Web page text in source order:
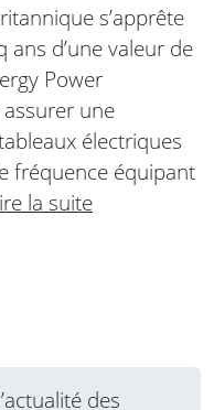
s’apprête
d’une valeur de
Power
une
électriques
fréquence équipant
la suite
des